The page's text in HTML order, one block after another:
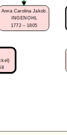
Anna Carolina Jakob.
INGENOHL
1772 – 1805